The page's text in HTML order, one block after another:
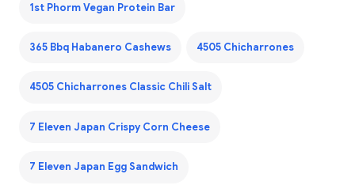
1st Phorm Vegan Protein Bar
365 Bbq Habanero Cashews 4505 Chicharrones
4505 Chicharrones Classic Chili Salt
7 Eleven Japan Crispy Corn Cheese
7 Eleven Japan Egg Sandwich